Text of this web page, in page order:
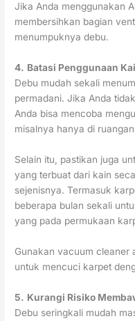
Jika Anda menggunakan
membersihkan bagian
menumpuknya debu.
4. Batasi Penggunaan
Debu mudah sekali
permadani. Jika Anda
Anda bisa mencoba
misalnya hanya di
Selain itu, pastikan juga
yang terbuat dari kain
sejenisnya. Termasuk
beberapa bulan sekali
yang pada permukaan
Gunakan vacuum cleaner
untuk mencuci karpet
5. Kurangi Risiko
Debu seringkali mudah